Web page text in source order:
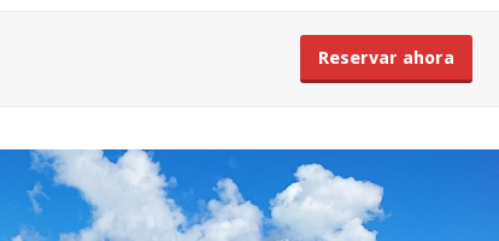
Reservar ahora